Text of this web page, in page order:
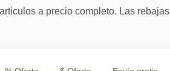
a precio completo. Las